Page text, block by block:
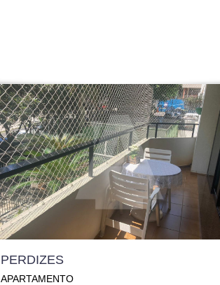
PERDIZES
APARTAMENTO